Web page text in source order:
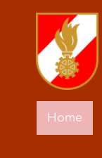
Home